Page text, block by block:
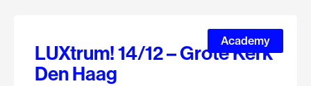
Academy
LUXtrum! 14/12 – Grote Kerk
Den Haag